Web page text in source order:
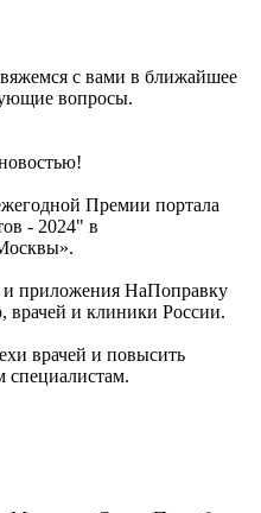
с вами в ближайшее
вопросы.
Премии портала
- 2024" в
и приложения НаПоправку
и клиники России.
врачей и повысить
специалистам.